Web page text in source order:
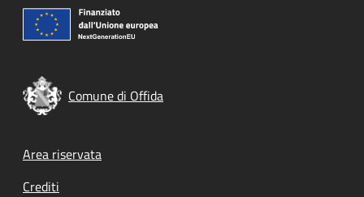
Comune di Offida
Footer menu
Area riservata
Crediti